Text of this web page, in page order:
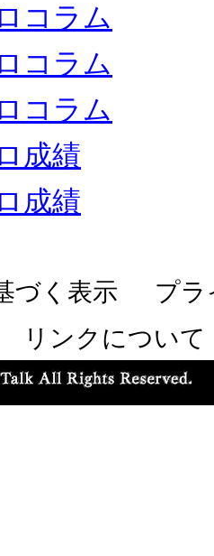
コラム
コラム
コラム
成績
成績
づく表示
プラ
リンクについて